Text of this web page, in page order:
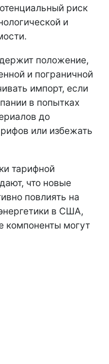
риск
и
положение,
и пограничной
импорт, если
в попытках
до
или избежать
тарифной
что новые
повлиять на
в США,
компоненты могут